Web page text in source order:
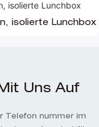
isolierte Lunchbox
Uns Auf
Telefon nummer im